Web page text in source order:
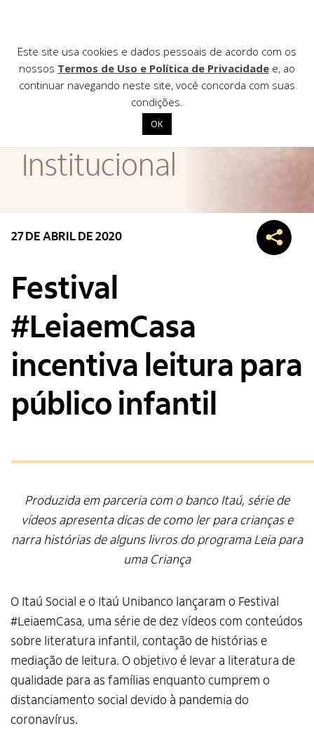
Institucional
Contato
Institucional
27 DE ABRIL DE 2020
Festival
#LeiaemCasa
incentiva leitura para
público infantil
Produzida em parceria com o banco Itaú, série de
vídeos apresenta dicas de como ler para crianças e
narra histórias de alguns livros do programa Leia para
uma Criança
O Itaú Social e o Itaú Unibanco lançaram o Festival
#LeiaemCasa, uma série de dez vídeos com conteúdos
sobre literatura infantil, contação de histórias e
mediação de leitura. O objetivo é levar a literatura de
qualidade para as famílias enquanto cumprem o
distanciamento social devido à pandemia do
coronavírus.
Este site usa cookies e dados pessoais de acordo com os
nossos Termos de Uso e Política de Privacidade e, ao
continuar navegando neste site, você concorda com suas
condições.
OK